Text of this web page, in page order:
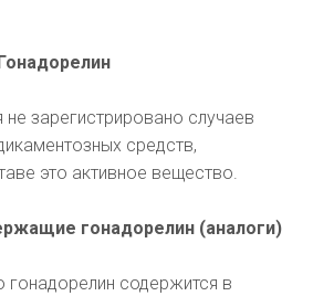
зарегистрировано случаев
средств,
это активное вещество.
гонадорелин (аналоги)
гонадорелин содержится в